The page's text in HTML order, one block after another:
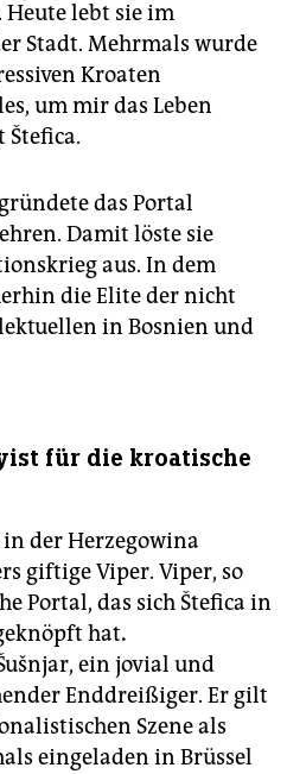
lebt sie im
Stadt. Mehrmals wurde
Kroaten
um mir das Leben
Štefica.
das Portal
Damit löste sie
aus. In dem
die Elite der nicht
in Bosnien und
für die kroatische
der Herzegowina
giftige Viper. Viper, so
Portal, das sich Štefica in
hat.
ein jovial und
Enddreißiger. Er gilt
Szene als
eingeladen in Brüssel